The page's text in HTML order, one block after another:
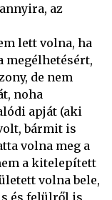
az
lett volna, ha
megélhetésért,
de nem
noha
apját (aki
bármit is
volna meg a
a kitelepített
volna bele,